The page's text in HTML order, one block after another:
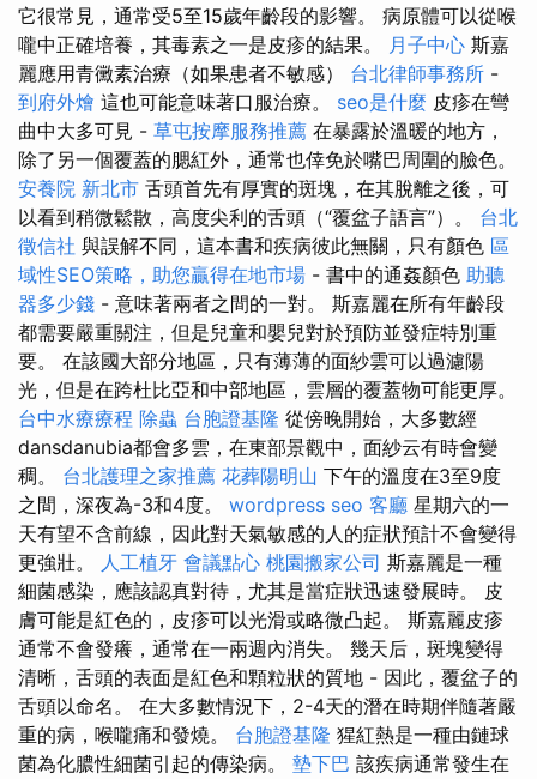
它很常見，通常受5至15歲年齡段的影響。 病原體可以從喉
嚨中正確培養，其毒素之一是皮疹的結果。 月子中心 斯嘉
麗應用青黴素治療（如果患者不敏感） 台北律師事務所 -
到府外燴 這也可能意味著口服治療。 seo是什麼 皮疹在彎
曲中大多可見 - 草屯按摩服務推薦 在暴露於溫暖的地方，
除了另一個覆蓋的腮紅外，通常也倖免於嘴巴周圍的臉色。
安養院 新北市 舌頭首先有厚實的斑塊，在其脫離之後，可
以看到稍微鬆散，高度尖利的舌頭（“覆盆子語言”）。 台北
徵信社 與誤解不同，這本書和疾病彼此無關，只有顏色 區
域性SEO策略，助您贏得在地市場 - 書中的通姦顏色 助聽
器多少錢 - 意味著兩者之間的一對。 斯嘉麗在所有年齡段
都需要嚴重關注，但是兒童和嬰兒對於預防並發症特別重
要。 在該國大部分地區，只有薄薄的面紗雲可以過濾陽
光，但是在跨杜比亞和中部地區，雲層的覆蓋物可能更厚。
台中水療療程 除蟲 台胞證基隆 從傍晚開始，大多數經
dansdanubia都會多雲，在東部景觀中，面紗云有時會變
稠。 台北護理之家推薦 花葬陽明山 下午的溫度在3至9度
之間，深夜為-3和4度。 wordpress seo 客廳 星期六的一
天有望不含前線，因此對天氣敏感的人的症狀預計不會變得
更強壯。 人工植牙 會議點心 桃園搬家公司 斯嘉麗是一種
細菌感染，應該認真對待，尤其是當症狀迅速發展時。 皮
膚可能是紅色的，皮疹可以光滑或略微凸起。 斯嘉麗皮疹
通常不會發癢，通常在一兩週內消失。 幾天后，斑塊變得
清晰，舌頭的表面是紅色和顆粒狀的質地 - 因此，覆盆子的
舌頭以命名。 在大多數情況下，2-4天的潛在時期伴隨著嚴
重的病，喉嚨痛和發燒。 台胞證基隆 猩紅熱是一種由鏈球
菌為化膿性細菌引起的傳染病。 墊下巴 該疾病通常發生在